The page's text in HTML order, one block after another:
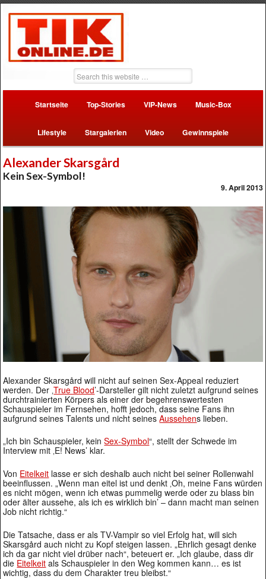
Startseite Top-Stories VIP-News Music-Box
Lifestyle Stargalerien Video Gewinnspiele
Alexander Skarsgård
Kein Sex-Symbol!
9. April 2013
Alexander Skarsgård will nicht auf seinen Sex-Appeal reduziert
werden. Der ‚True Blood’-Darsteller gilt nicht zuletzt aufgrund seines
durchtrainierten Körpers als einer der begehrenswertesten
Schauspieler im Fernsehen, hofft jedoch, dass seine Fans ihn
aufgrund seines Talents und nicht seinesAussehens lieben.
„Ich bin Schauspieler, keinSex-Symbol“, stellt der Schwede im
Interview mit ‚E! News’ klar.
Von Eitelkeit lasse er sich deshalb auch nicht bei seiner Rollenwahl
beeinflussen. „Wenn man eitel ist und denkt ‚Oh, meine Fans würden
es nicht mögen, wenn ich etwas pummelig werde oder zu blass bin
oder älter aussehe, als ich es wirklich bin’ – dann macht man seinen
Job nicht richtig.“
Die Tatsache, dass er als TV-Vampir so viel Erfolg hat, will sich
Skarsgård auch nicht zu Kopf steigen lassen. „Ehrlich gesagt denke
ich da gar nicht viel drüber nach“, beteuert er. „Ich glaube, dass dir
die Eitelkeit als Schauspieler in den Weg kommen kann… es ist
wichtig, dass du dem Charakter treu bleibst.“